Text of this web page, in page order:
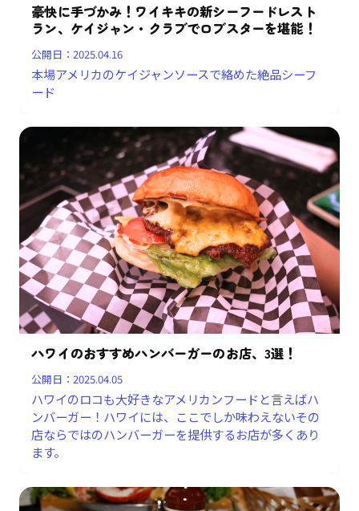
豪快に手づかみ！ワイキキの新シーフードレスト
ラン、ケイジャン・クラブでロブスターを堪能！
公開日：2025.04.16
本場アメリカのケイジャンソースで絡めた絶品シーフ
ード
ハワイのおすすめハンバーガーのお店、3選！
公開日：2025.04.05
ハワイのロコも大好きなアメリカンフードと言えばハ
ンバーガー！ハワイには、ここでしか味わえないその
店ならではのハンバーガーを提供するお店が多くあり
ます。